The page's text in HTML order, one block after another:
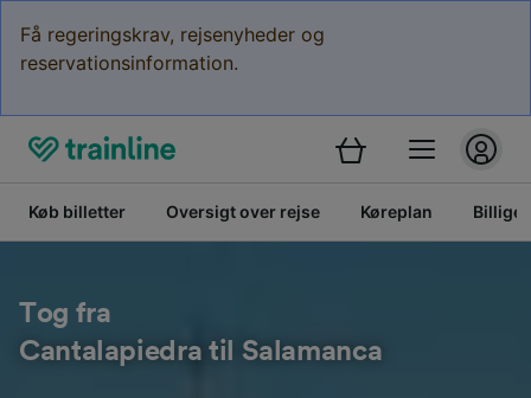
Få regeringskrav, rejsenyheder og
reservationsinformation.
Køb billetter Oversigt over rejse Køreplan Billige
Tog fra
Cantalapiedra til Salamanca